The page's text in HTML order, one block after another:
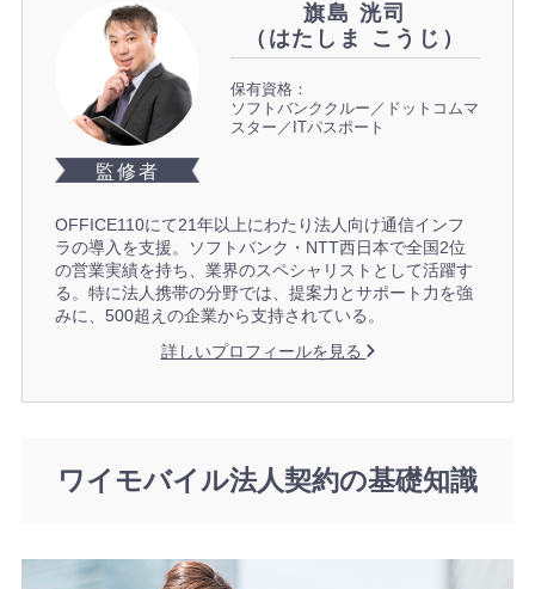
監修者
旗島 洸司
（はたしま こうじ）
保有資格：
ソフトバンククルー／ドットコムマ
スター／ITパスポート
OFFICE110にて21年以上にわたり法人向け通信インフ
ラの導入を支援。ソフトバンク・NTT西日本で全国2位
の営業実績を持ち、業界のスペシャリストとして活躍す
る。特に法人携帯の分野では、提案力とサポート力を強
みに、500超えの企業から支持されている。
詳しいプロフィールを見る
ワイモバイル法人契約の基礎知識